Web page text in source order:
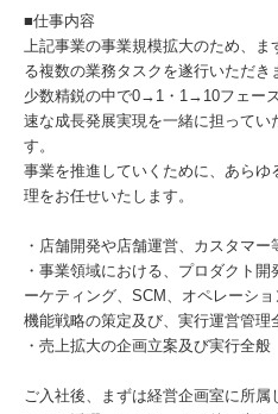
■仕事内容
上記事業の事業規模拡大のため、
る複数の業務タスクを遂行いただき
少数精鋭の中で0→1・1→10フェー
速な成長発展実現を一緒に担ってい
す。
事業を推進していくために、あら
理をお任せいたします。
・店舗開発や店舗運営、カスタマ
・事業領域における、プロダクト
ーケティング、SCM、オペレーシ
機能戦略の策定及び、実行運営管理
・売上拡大の企画立案及び実行全般
ご入社後、まずは経営企画室に所